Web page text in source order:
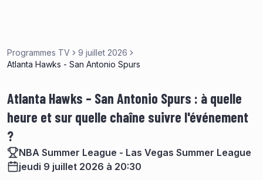
Programmes TV
9 juillet 2026
Atlanta Hawks - San Antonio Spurs
Atlanta Hawks – San Antonio Spurs : à quelle
heure et sur quelle chaîne suivre l'événement
?
NBA Summer League - Las Vegas Summer League
jeudi 9 juillet 2026 à 20:30